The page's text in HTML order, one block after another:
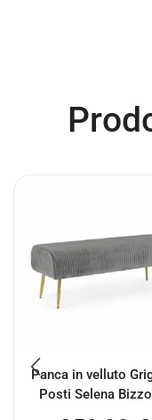
Panca in velluto
Posti Selena